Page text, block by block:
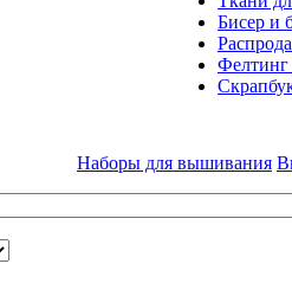
Бисер и
Фелтинг
Наборы для вышивания